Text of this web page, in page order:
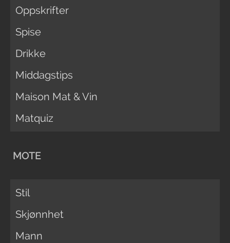
Oppskrifter
Spise
Drikke
Middagstips
Maison Mat & Vin
Matquiz
MOTE
Stil
Skjønnhet
Mann